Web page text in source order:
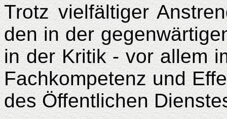
Trotz vielfältiger
den in der
in der Kritik - vor allem
Fachkompetenz und
des Öffentlichen